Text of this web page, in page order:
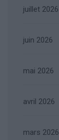
juillet 2026
juin 2026
mai 2026
avril 2026
mars 2026